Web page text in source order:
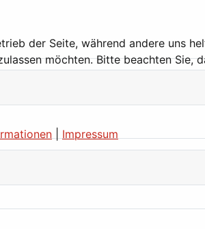
der Seite, während andere uns
möchten. Bitte beachten Sie,
Impressum